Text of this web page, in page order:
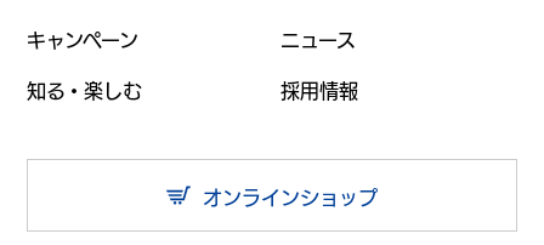
キャンペーン ニュース
知る・楽しむ 採用情報
オンラインショップ